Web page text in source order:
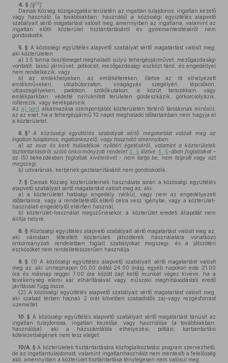
4. § [§[1]]
Damak Község közigazgatási területén az ingatlan tulajdonos, ingatlan kezelő
vagy használó (a továbbiakban: használó) a közösségi együttélés alapvető
szabályait sértő magatartást valósít meg, amennyiben az ingatlana, valamint az
ingatlan előtti közterület tisztántartásáról és gyommentesítéséről nem
gondoskodik.
5. § A közösségi együttélés alapvető szabályát sértő magatartást valósít meg,
aki közterületen
a) 3,5 tonna össztömeget meghaladó súlyú tehergépjárművet, mezőgazdasági
vontatót, lassú járművet, pótkocsit, mezőgazdasági eszközt tárol, és engedéllyel
nem rendelkezik, vagy
b) az emlékhelyeken, az emlékétereken, illetve az itt elhelyezett
emlékműveken, utcabútorzaton, virágágyás szegélyén, lépcsőkön,
utcaszegélyeken, padokon, szökőkutakon, a közút tartozékain vagy
emlékparkban, védetté nyilvánított területen gördeszkázik, görkorcsolyázik,
rollerezik, vagy kerékpározik.
Az a) pont alkalmazása szempontjából közterületen történő tárolásnak minősül,
az az eset, ha a tehergépjármű 10 napot meghaladó időtartamban nem hagyja el
a közterületet.
6. §5
A közösségi együttélés szabályait sértő megatartást valósít meg az
ingatlan tulajdonos, ingatlankezelő, vagy használó amennyiben:
a) az avar és kerti hulladékok nyílttéri égetéséről, valamint a közterületek
tisztántartásáról szóló önkormányzati rendelet 3. § illetve 4. §-ában foglaltakat –
az (5) bekezdésben foglaltak kivételével - nem tartja be, nem teljesíti vagy azt
megszegi,
b) udvarának, kertjének gaztalanításáról nem gondoskodik.
7. § Damak Község közterületeinek használata során a közösségi együttélés
alapvető szabályait sértő magatartást valósít meg az, aki:
a) a közterületet hatósági engedély nélkül, vagy nem az engedélyezett
időtartamra, vagy a rendeltetéstől eltérő célra vesz igénybe, vagy a közterület-
használati engedélytől eltérően használ,
b) közterület-használat megszűnésekor, a közterület eredeti állapotát nem
állítja helyre.
8. § Közösségi együttélés alapvető szabályait sértő magatartást valósít meg az,
aki városban létesített közterületi játszóterek használatára vonatkozó
önkormányzati rendeletben foglalt szabályokat megszegi, és a játszótéri
eszközöket nem rendeltetésszerűen használja.
9. § (1) A közösségi együttélés alapvető szabályait sértő magatartást valósít
meg az, aki ünnepnapon 00.00 órától 24.00 óráig, egyéb napokon este 21.00
óra és másnap reggel 7.00 óra között zajt keltő munkát végez kivéve, ha a
tevékenység elemi kár elhárításával vagy műszaki meghibásodásból eredő
javítással függ össze.
(2) A közösségi együttélés alapvető szabályait sértő magatartást valósít meg,
aki szabad térben hajnali 2 órát követően szabadidős zaj-vagy rezgésforrást
üzemeltet.
10. § A közösségi együttélés alapvető szabályait sértő magatartást tanúsít az
ingatlan tulajdonosa, ingatlan kezelője, vagy használója (a továbbiakban:
használója), aki a házszámtábla elhelyezési, pótlási, karbantartási
kötelezettségének nem tesz eleget.
10/A. § A közterületek tisztántartására közfoglalkoztatási program szervezhető,
de az ingatlantulajdonost, valamint ingatlanhasználót nem mentesíti a felelősség
alól, amennyiben a közterület tisztántartása ténylegesen nem valósul meg.